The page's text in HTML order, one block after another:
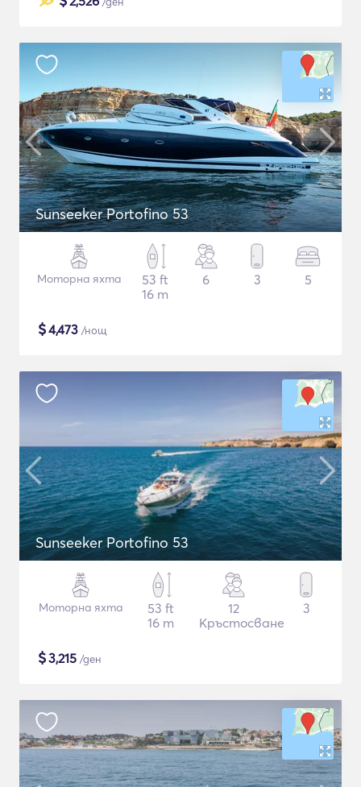
Sunseeker Portofino 53
Моторна яхта
53 ft
16 m
6 3 5
$4,473 /нощ
Sunseeker Portofino 53
Моторна яхта
53 ft
16 m
12
Кръстосване
3
$3,215 /ден